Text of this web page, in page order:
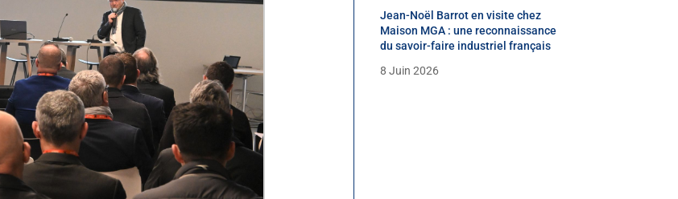
Jean-Noël Barrot en visite chez
Maison MGA : une reconnaissance
du savoir-faire industriel français
8 Juin 2026